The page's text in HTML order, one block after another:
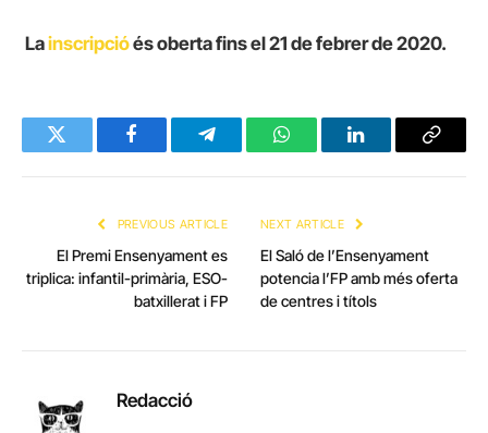
Lainscripcióés oberta fins el 21 de febrer de 2020.
Twitter FacebookTelegramWhatsAppLinkedInCopy
PREVIOUS ARTICLE
El Premi Ensenyament es
triplica: infantil-primària, ESO-
batxillerat i FP
NEXT ARTICLE
El Saló de l’Ensenyament
potencia l’FP amb més oferta
de centres i títols
Redacció